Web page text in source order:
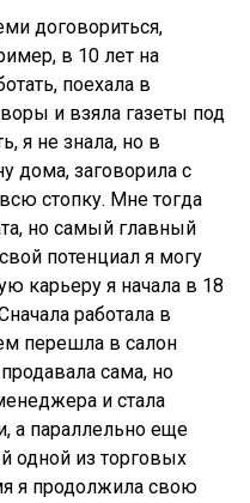
договориться,
в 10 лет на
поехала в
и взяла газеты под
я не знала, но в
дома, заговорила с
стопку. Мне тогда
но самый главный
потенциал я могу
карьеру я начала в 18
работала в
перешла в салон
сама, но
и стала
а параллельно еще
одной из торговых
я продолжила свою